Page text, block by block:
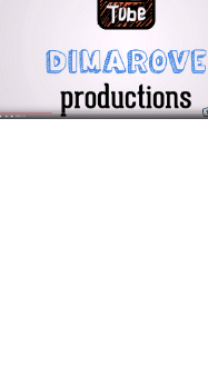
subpáginas